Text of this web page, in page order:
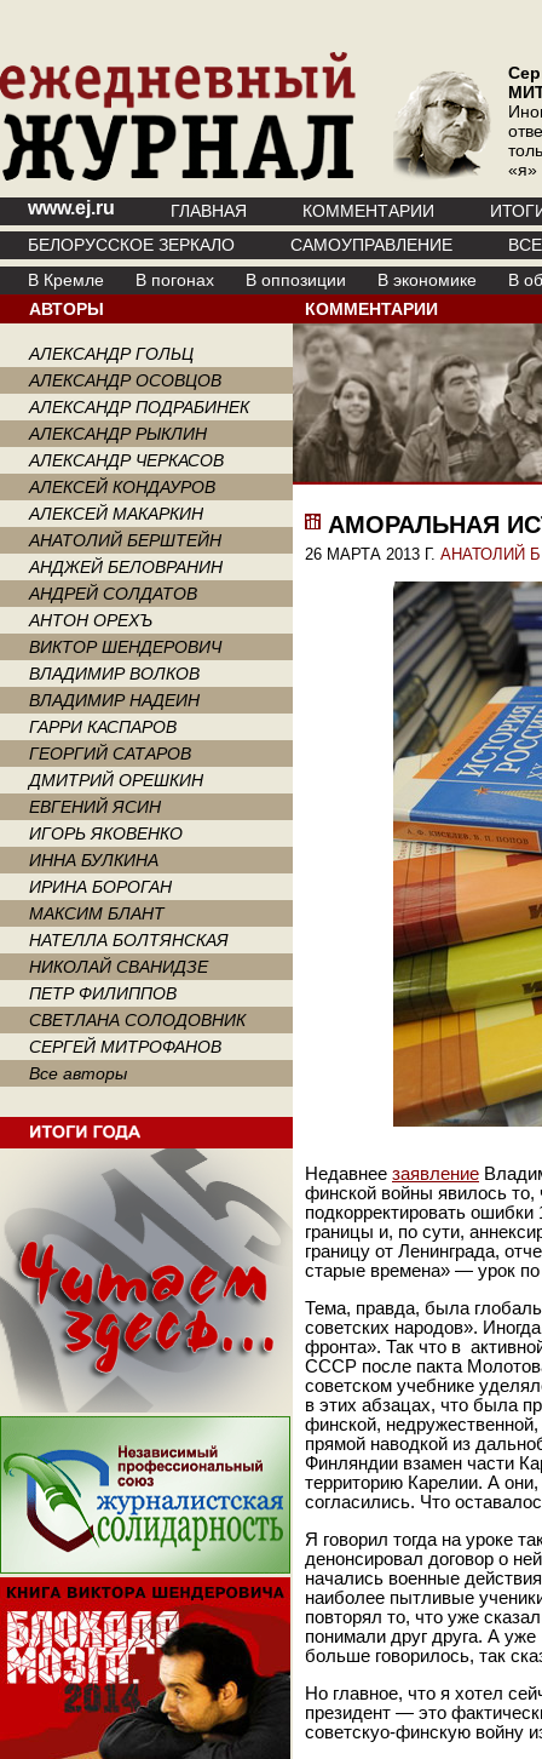
«я»
www.ej.ru ГЛАВНАЯ КОММЕНТАРИИ
БЕЛОРУССКОЕ ЗЕРКАЛО
САМОУПРАВЛЕНИЕ
В Кремле
В погонах В оппозиции В экономике
В
АВТОРЫ
АЛЕКСАНДР ГОЛЬЦ
АЛЕКСАНДР ОСОВЦОВ
АЛЕКСАНДР ПОДРАБИНЕК
АЛЕКСАНДР РЫКЛИН
АЛЕКСАНДР ЧЕРКАСОВ
АЛЕКСЕЙ КОНДАУРОВ
АЛЕКСЕЙ МАКАРКИН
АНАТОЛИЙ БЕРШТЕЙН
АНДЖЕЙ БЕЛОВРАНИН
АНДРЕЙ СОЛДАТОВ
АНТОН ОРЕХЪ
ВИКТОР ШЕНДЕРОВИЧ
ВЛАДИМИР ВОЛКОВ
ВЛАДИМИР НАДЕИН
ГАРРИ КАСПАРОВ
ГЕОРГИЙ САТАРОВ
ДМИТРИЙ ОРЕШКИН
ЕВГЕНИЙ ЯСИН
ИГОРЬ ЯКОВЕНКО
ИННА БУЛКИНА
ИРИНА БОРОГАН
МАКСИМ БЛАНТ
НАТЕЛЛА БОЛТЯНСКАЯ
НИКОЛАЙ СВАНИДЗЕ
ПЕТР ФИЛИППОВ
СВЕТЛАНА СОЛОДОВНИК
СЕРГЕЙ МИТРОФАНОВ
Все авторы
КОММЕНТАРИИ
АМОРАЛЬНАЯ
26 МАРТА 2013 Г. АНАТОЛИЙ
Недавнее заявление
финской войны явилось то,
подкорректировать
границы и, по сути,
границу от Ленинграда,
старые времена» — урок по
Тема, правда, была
советских народов».
фронта». Так что в
СССР после пакта
советском учебнике
в этих абзацах, что была
финской,
прямой наводкой из
Финляндии взамен части
территорию Карелии. А
согласились. Что
Я говорил тогда на уроке
денонсировал договор о
начались военные
наиболее пытливые
повторял то, что уже
понимали друг друга. А
больше говорилось, так
Но главное, что я хотел
президент — это
советскуо-финскую войну